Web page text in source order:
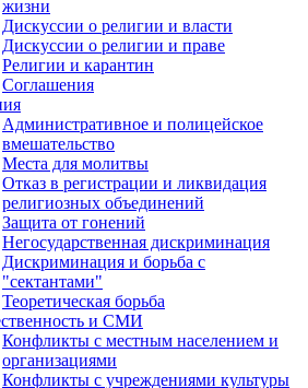
жизни
Дискуссии о религии и власти
Дискуссии о религии и праве
Религии и карантин
Соглашения
Административное и полицейское
вмешательство
Места для молитвы
Отказ в регистрации и ликвидация
религиозных объединений
Защита от гонений
Негосударственная дискриминация
Дискриминация и борьба с
"сектантами"
Теоретическая борьба
и СМИ
Конфликты с местным населением и
организациями
Конфликты с учреждениями культуры